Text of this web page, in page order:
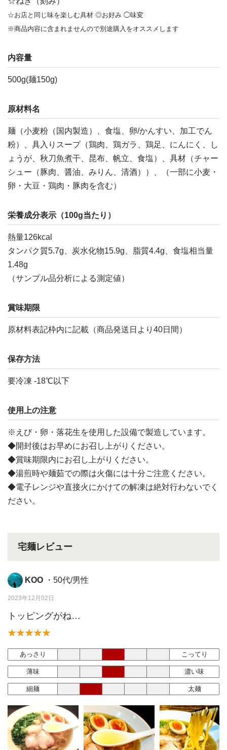
☆お店と同じ味を楽しむ具材 ◎お好み ◯味変
※商品内容に含まれませんので別途購入をオススメします
内容量
500g(麺150g)
原材料名
麺（小麦粉（国内製造）、食塩、卵/かんすい、加工でん
粉）、具入りスープ（鶏肉、鶏ガラ、鶏足、にんにく、し
ょうが、秋刀魚煮干、昆布、帆立、食塩）、具材（チャー
シュー（豚肉、醤油、みりん、清酒））、（一部に小麦・
卵・大豆・鶏肉・豚肉を含む）
栄養成分表示（100g当たり）
熱量126kcal
タンパク質5.7g、炭水化物15.9g、脂質4.4g、食塩相当量
1.48g
（サンプル品分析による測定値）
賞味期限
原材料表記枠内に記載（商品発送日より40日間）
保存方法
要冷凍 -18℃以下
使用上の注意
※えび・卵・落花生を使用した設備で製造しています。
◆開封後はお早めにお召し上がりください。
◆賞味期限内にお召し上がりください。
◆湯煎時や麺茹での際は火傷には十分ご注意ください。
◆電子レンジや直接火にかけての解凍は絶対行わないでく
ださい。
宅麺レビュー
KOO ・50代/男性
2023年12月02日
トッピングがね…
あっさり こってり
薄味 濃い味
細麺 太麺